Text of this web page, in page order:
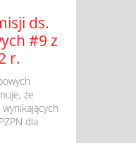
ds.
#9 z
r.
że
dla